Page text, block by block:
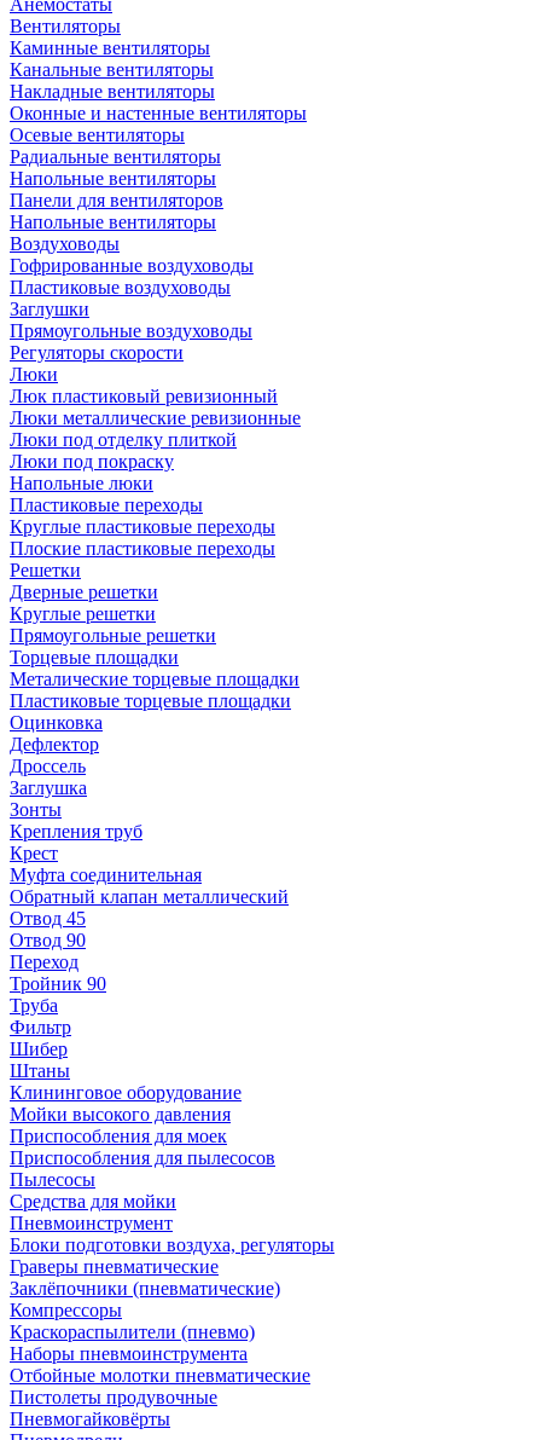
Анемостаты
Вентиляторы
Каминные вентиляторы
Канальные вентиляторы
Накладные вентиляторы
Оконные и настенные вентиляторы
Осевые вентиляторы
Радиальные вентиляторы
Напольные вентиляторы
Панели для вентиляторов
Напольные вентиляторы
Воздуховоды
Гофрированные воздуховоды
Пластиковые воздуховоды
Заглушки
Прямоугольные воздуховоды
Регуляторы скорости
Люки
Люк пластиковый ревизионный
Люки металлические ревизионные
Люки под отделку плиткой
Люки под покраску
Напольные люки
Пластиковые переходы
Круглые пластиковые переходы
Плоские пластиковые переходы
Решетки
Дверные решетки
Круглые решетки
Прямоугольные решетки
Торцевые площадки
Металические торцевые площадки
Пластиковые торцевые площадки
Оцинковка
Дефлектор
Дроссель
Заглушка
Зонты
Крепления труб
Крест
Муфта соединительная
Обратный клапан металлический
Отвод 45
Отвод 90
Переход
Тройник 90
Труба
Фильтр
Шибер
Штаны
Клининговое оборудование
Мойки высокого давления
Приспособления для моек
Приспособления для пылесосов
Пылесосы
Средства для мойки
Пневмоинструмент
Блоки подготовки воздуха, регуляторы
Граверы пневматические
Заклёпочники (пневматические)
Компрессоры
Краскораспылители (пневмо)
Наборы пневмоинструмента
Отбойные молотки пневматические
Пистолеты продувочные
Пневмогайковёрты